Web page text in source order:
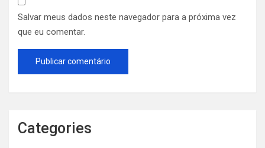
Salvar meus dados neste navegador para a próxima vez
que eu comentar.
Categories